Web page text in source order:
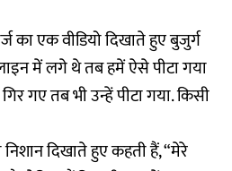
का एक वीडियो दिखाते हुए बुजुर्ग
में लगे थे तब हमें ऐसे पीटा गया
गए तब भी उन्हें पीटा गया. किसी
दिखाते हुए कहती हैं, “मेरे